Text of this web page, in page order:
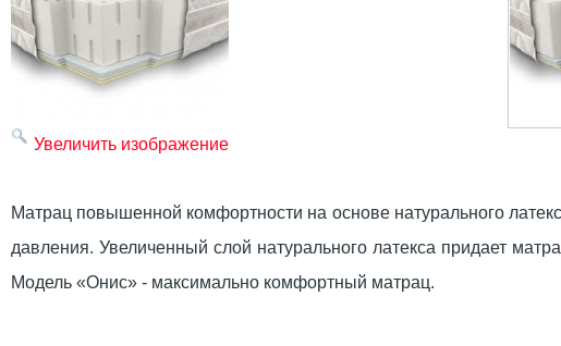
Увеличить изображение
Матрац повышенной комфортности на основе натурального
давления. Увеличенный слой натурального латекса придает
Модель «Онис» - максимально комфортный матрац.